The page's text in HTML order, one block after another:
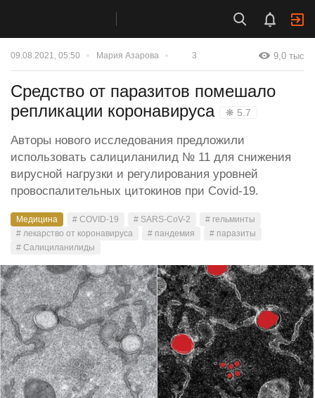
09.08.2021, 05:50 Мария Азарова 3 9,0 тыс
Средство от паразитов помешало
репликации коронавируса
❋ 5.7
Авторы нового исследования предложили
использовать салициланилид № 11 для снижения
вирусной нагрузки и регулирования уровней
провоспалительных цитокинов при Covid-19.
Медицина # COVID-19 # SARS-CoV-2
# гельминты
# лекарство от коронавируса
# пандемия
# паразиты
# Салициланилиды